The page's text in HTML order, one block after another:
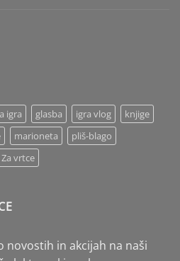
igra glasba igra vlog
knjige
marioneta
pliš-blago
Za vrtce
novostih in akcijah na naši